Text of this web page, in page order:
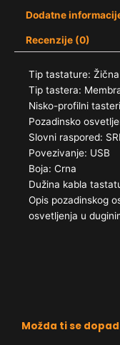
Dodatne
Recenzije (0)
Tip tastature:
Tip tastera:
Nisko-profilni
Pozadinsko
Slovni raspored:
Povezivanje: USB
Boja: Crna
Dužina kabla
Opis pozadinskog
osvetljenja u
Možda ti se